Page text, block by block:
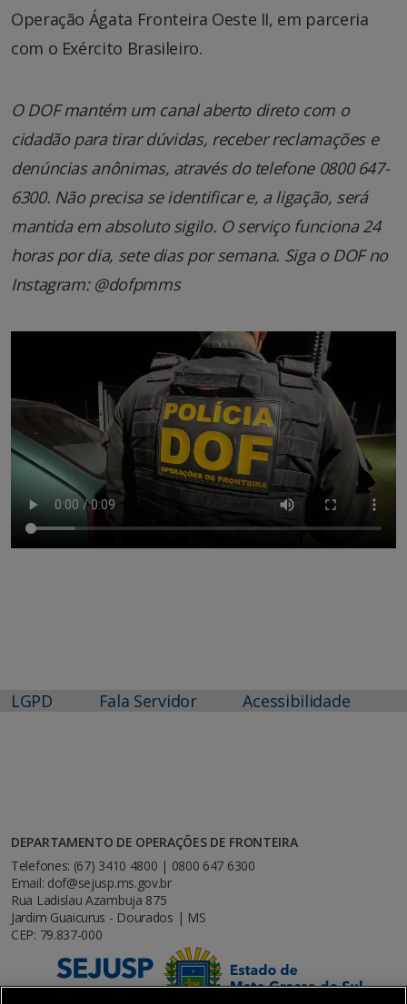
Operação Ágata Fronteira Oeste II, em parceria
com o Exército Brasileiro.
O DOF mantém um canal aberto direto com o
cidadão para tirar dúvidas, receber reclamações e
denúncias anônimas, através do telefone 0800 647-
6300. Não precisa se identificar e, a ligação, será
mantida em absoluto sigilo. O serviço funciona 24
horas por dia, sete dias por semana. Siga o DOF no
Instagram: @dofpmms
LGPD Fala Servidor Acessibilidade
DEPARTAMENTO DE OPERAÇÕES DE FRONTEIRA
Telefones: (67) 3410 4800 | 0800 647 6300
Email: dof@sejusp.ms.gov.br
Rua Ladislau Azambuja 875
Jardim Guaicurus - Dourados | MS
CEP: 79.837-000